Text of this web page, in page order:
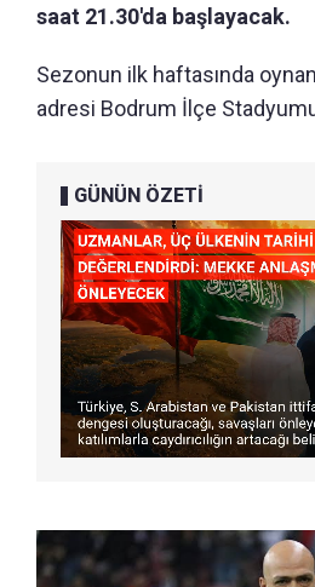
saat 21.30'da başlayacak.
Sezonun ilk haftasında
adresi Bodrum İlçe
GÜNÜN ÖZETİ